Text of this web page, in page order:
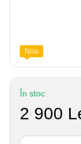
Nou
În stoc
2 900